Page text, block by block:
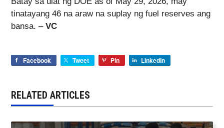
tinatayang 46 na araw na suplay ng fuel reserves ang
bansa. – VC
Facebook Tweet Pin LinkedIn
RELATED ARTICLES